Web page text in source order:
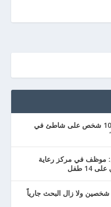
قنديل بحر ملون يلسع أكثر من 100 شخص على شاطئ في
موظف في مركز رعاية
14 طفل
ولا زال البحث جارياً